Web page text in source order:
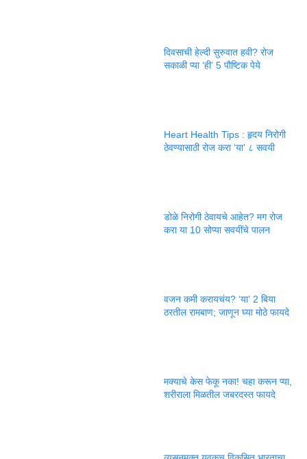
दिवसाची हेल्दी सुरुवात हवी? रोज
सकाळी प्या ‘ही’ 5 पौष्टिक पेये
Heart Health Tips : हृदय निरोगी
ठेवण्यासाठी रोज करा ‘या’ ८ सवयी
डोळे निरोगी ठेवायचे आहेत? मग रोज
करा या 10 सोप्या सवयींचे पालन
वजन कमी करायचंय? ‘या’ 2 बिया
ठरतील रामबाण; जाणून घ्या मोठे फायदे
मक्याचे केस फेकू नका! चहा करून प्या,
शरीराला मिळतील जबरदस्त फायदे